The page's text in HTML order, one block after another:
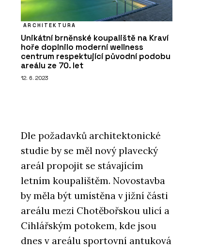
ARCHITEKTURA
Unikátní brněnské koupaliště na Kraví
hoře doplnilo moderní wellness
centrum respektující původní podobu
areálu ze 70. let
12. 6. 2023
Dle požadavků architektonické
studie by se měl nový plavecký
areál propojit se stávajícím
letním koupalištěm. Novostavba
by měla být umístěna v jižní části
areálu mezi Chotěbořskou ulicí a
Cihlářským potokem, kde jsou
dnes v areálu sportovní antuková